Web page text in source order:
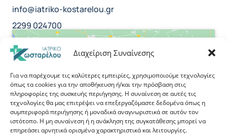
Διαχείριση Συναίνεσης
Για να παρέχουμε τις καλύτερες εμπειρίες, χρησιμοποιούμε τεχνολογίες
όπως τα cookies για την αποθήκευση ή/και την πρόσβαση στις
πληροφορίες της συσκευής περιήγησης. Η συναίνεση σε αυτές τις
τεχνολογίες θα μας επιτρέψει να επεξεργαζόμαστε δεδομένα όπως η
συμπεριφορά περιήγησης ή μοναδικά αναγνωριστικά σε αυτόν τον
ιστότοπο. Η μη συναίνεση ή η ανάκληση της συγκατάθεσης μπορεί να
επηρεάσει αρνητικά ορισμένα χαρακτηριστικά και λειτουργίες.
info@iatriko-kostarelou.gr
2299 024700
Κάντε κλικ για να αποδεχτείτε cookies
εμπορικής προώθησης και να
ενεργοποιήσετε αυτό το περιεχόμενο